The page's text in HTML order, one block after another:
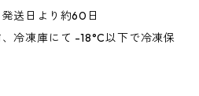
送日より約60日
冷凍庫にて -18°C以下で冷凍保